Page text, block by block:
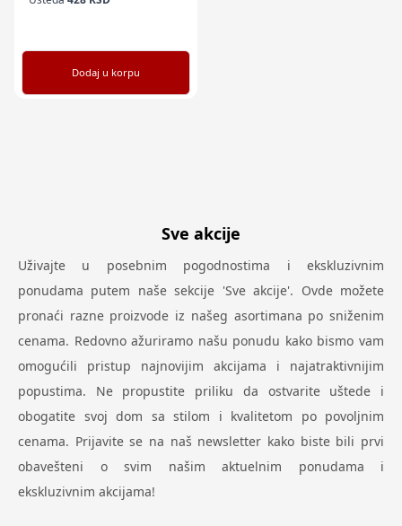
Dodaj u korpu
Sve akcije
Uživajte u posebnim pogodnostima i ekskluzivnim
ponudama putem naše sekcije 'Sve akcije'. Ovde možete
pronaći razne proizvode iz našeg asortimana po sniženim
cenama. Redovno ažuriramo našu ponudu kako bismo vam
omogućili pristup najnovijim akcijama i najatraktivnijim
popustima. Ne propustite priliku da ostvarite uštede i
obogatite svoj dom sa stilom i kvalitetom po povoljnim
cenama. Prijavite se na naš newsletter kako biste bili prvi
obavešteni o svim našim aktuelnim ponudama i
ekskluzivnim akcijama!